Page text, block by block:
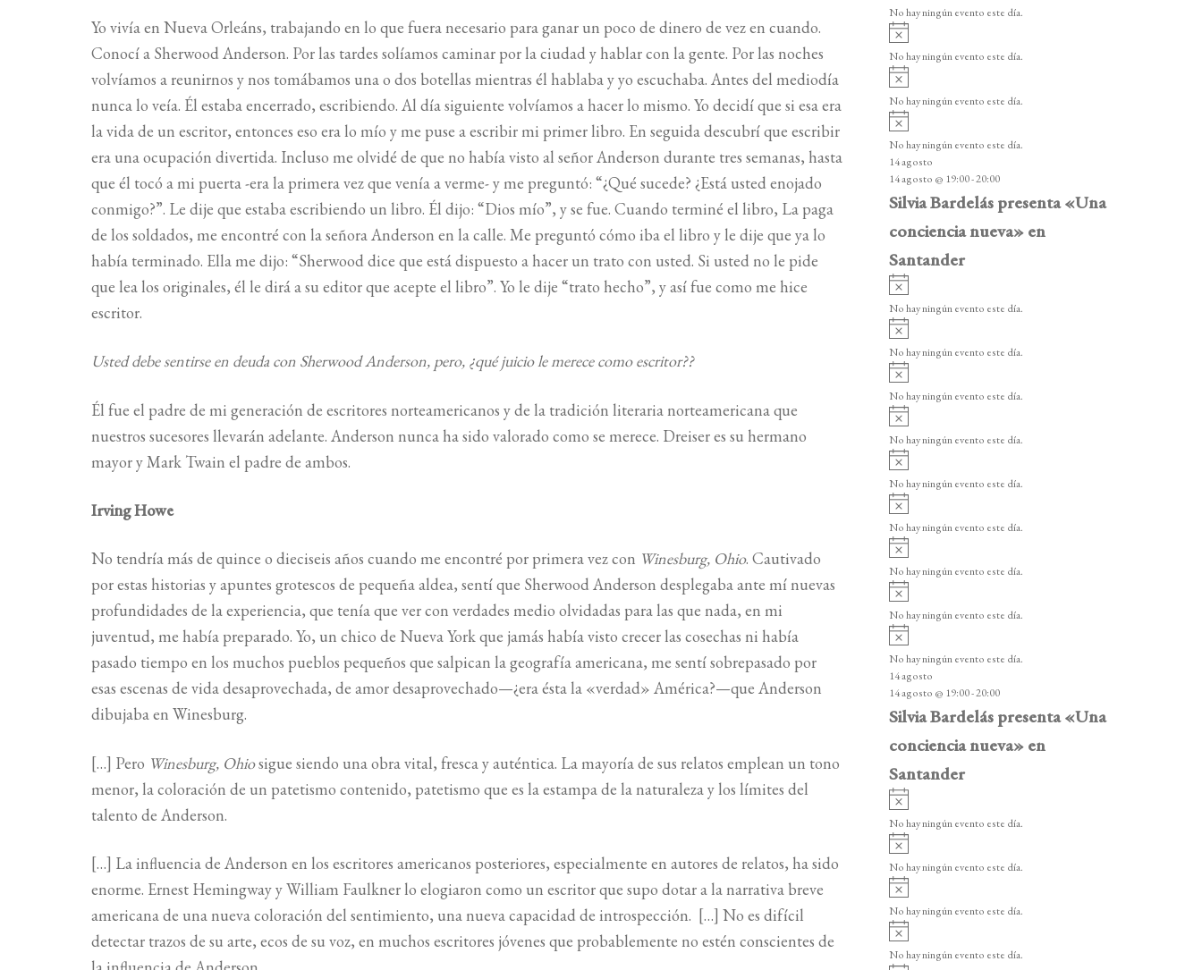
Yo vivía en Nueva Orleáns, trabajando en lo que fuera necesario para ganar un poco de dinero de vez en cuando.
Conocí a Sherwood Anderson. Por las tardes solíamos caminar por la ciudad y hablar con la gente. Por las noches
volvíamos a reunirnos y nos tomábamos una o dos botellas mientras él hablaba y yo escuchaba. Antes del mediodía
nunca lo veía. Él estaba encerrado, escribiendo. Al día siguiente volvíamos a hacer lo mismo. Yo decidí que si esa era
la vida de un escritor, entonces eso era lo mío y me puse a escribir mi primer libro. En seguida descubrí que escribir
era una ocupación divertida. Incluso me olvidé de que no había visto al señor Anderson durante tres semanas, hasta
que él tocó a mi puerta -era la primera vez que venía a verme- y me preguntó: “¿Qué sucede? ¿Está usted enojado
conmigo?”. Le dije que estaba escribiendo un libro. Él dijo: “Dios mío”, y se fue. Cuando terminé el libro, La paga
de los soldados, me encontré con la señora Anderson en la calle. Me preguntó cómo iba el libro y le dije que ya lo
había terminado. Ella me dijo: “Sherwood dice que está dispuesto a hacer un trato con usted. Si usted no le pide
que lea los originales, él le dirá a su editor que acepte el libro”. Yo le dije “trato hecho”, y así fue como me hice
escritor.
Usted debe sentirse en deuda con Sherwood Anderson, pero, ¿qué juicio le merece como escritor??
Él fue el padre de mi generación de escritores norteamericanos y de la tradición literaria norteamericana que
nuestros sucesores llevarán adelante. Anderson nunca ha sido valorado como se merece. Dreiser es su hermano
mayor y Mark Twain el padre de ambos.
Irving Howe
No tendría más de quince o dieciseis años cuando me encontré por primera vez con Winesburg, Ohio. Cautivado
por estas historias y apuntes grotescos de pequeña aldea, sentí que Sherwood Anderson desplegaba ante mí nuevas
profundidades de la experiencia, que tenía que ver con verdades medio olvidadas para las que nada, en mi
juventud, me había preparado. Yo, un chico de Nueva York que jamás había visto crecer las cosechas ni había
pasado tiempo en los muchos pueblos pequeños que salpican la geografía americana, me sentí sobrepasado por
esas escenas de vida desaprovechada, de amor desaprovechado—¿era ésta la «verdad» América?—que Anderson
dibujaba en Winesburg.
[…] Pero Winesburg, Ohiosigue siendo una obra vital, fresca y auténtica. La mayoría de sus relatos emplean un tono
menor, la coloración de un patetismo contenido, patetismo que es la estampa de la naturaleza y los límites del
talento de Anderson.
[…] La influencia de Anderson en los escritores americanos posteriores, especialmente en autores de relatos, ha sido
enorme. Ernest Hemingway y William Faulkner lo elogiaron como un escritor que supo dotar a la narrativa breve
americana de una nueva coloración del sentimiento, una nueva capacidad de introspección. […] No es difícil
detectar trazos de su arte, ecos de su voz, en muchos escritores jóvenes que probablemente no estén conscientes de
e
n
t
o
s
o
i
o
No hay ningún evento este día.
v
i
o
No hay ningún evento este día.
A
v
i
o
No hay ningún evento este día.
A
v
i
s
o
No hay ningún evento este día.
14 agosto
14 agosto @ 19:00-20:00
Silvia Bardelás presenta «Una
conciencia nueva» en
Santander
v
i
o
No hay ningún evento este día.
v
i
o
No hay ningún evento este día.
v
i
o
No hay ningún evento este día.
v
i
o
No hay ningún evento este día.
v
i
o
No hay ningún evento este día.
v
i
o
No hay ningún evento este día.
v
i
o
No hay ningún evento este día.
v
i
o
No hay ningún evento este día.
v
i
s
o
No hay ningún evento este día.
14 agosto
14 agosto @ 19:00-20:00
Silvia Bardelás presenta «Una
conciencia nueva» en
Santander
A
v
i
o
No hay ningún evento este día.
A
v
i
o
No hay ningún evento este día.
v
i
o
No hay ningún evento este día.
v
i
No hay ningún evento este día.